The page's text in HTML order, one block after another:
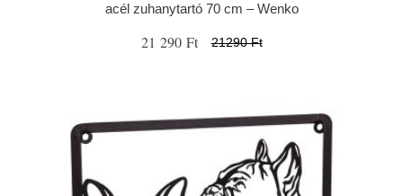
acél zuhanytartó 70 cm – Wenko
21 290 Ft 21290 Ft